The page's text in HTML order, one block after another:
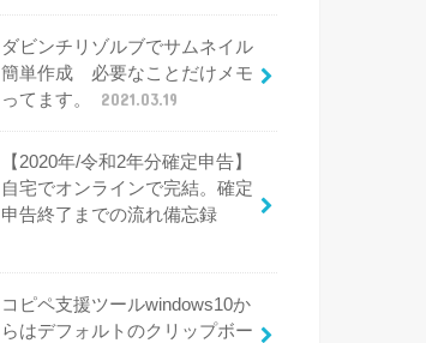
ダビンチリゾルブでサムネイル
簡単作成 必要なことだけメモ
ってます。
2021.03.19
【2020年/令和2年分確定申告】
自宅でオンラインで完結。確定
申告終了までの流れ備忘録
コピペ支援ツールwindows10か
らはデフォルトのクリップボー